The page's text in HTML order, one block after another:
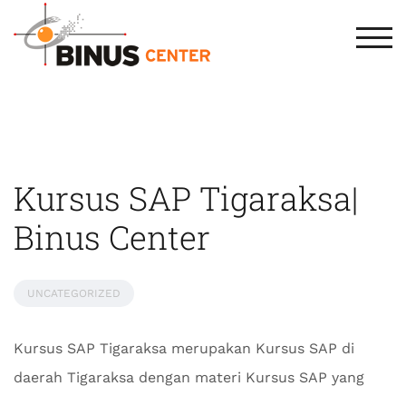
Kursus SAP Tigaraksa|
Binus Center
UNCATEGORIZED
Kursus SAP Tigaraksa merupakan Kursus SAP di
daerah Tigaraksa dengan materi Kursus SAP yang